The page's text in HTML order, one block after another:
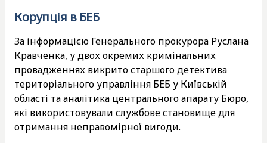
Корупція в БЕБ
За інформацією Генерального прокурора Руслана
Кравченка, у двох окремих кримінальних
провадженнях викрито старшого детектива
територіального управління БЕБ у Київській
області та аналітика центрального апарату Бюро,
які використовували службове становище для
отримання неправомірної вигоди.